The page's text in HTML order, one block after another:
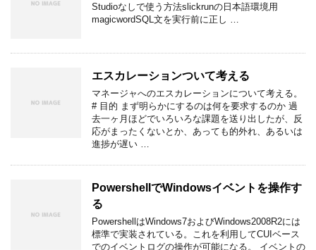
Studioなしで使う方法slickrunの日本語環境用
magicwordSQL文を実行前に正し …
エスカレーションついて考える
マネージャへのエスカレーションについて考える。
# 目的 まず明らかにするのは何を要求するのか 過
去一ヶ月ほどでいろいろな課題を送り出したが、反
応がまったくないとか、あっても的外れ、あるいは
進捗が遅い …
PowershellでWindowsイベントを操作す
る
PowershellはWindows7およびWindows2008R2には
標準で実装されている。これを利用してCUIベース
でのイベントログの操作が可能になる。 イベントの